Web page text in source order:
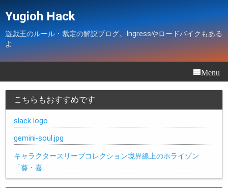
Yugioh Hack
遊戯王のルール・裁定の解説ブログ。Ingressやロードバイクもある
よ
Menu
こちらもおすすめです
slack logo
gemini-soul.jpg
キャラクタースリーブコレクション境界線上のホライゾン
「葵・喜…